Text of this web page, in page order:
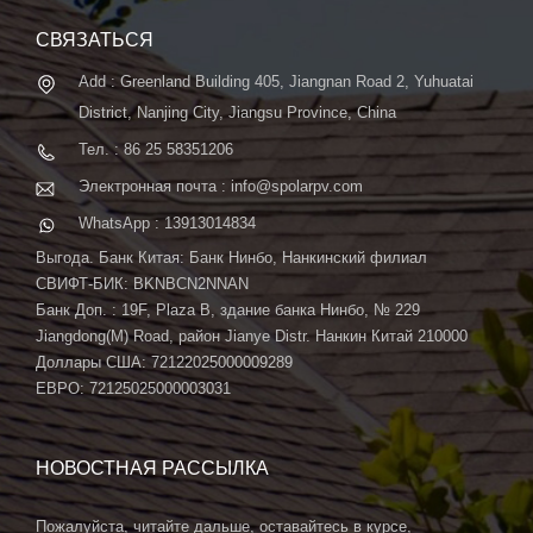
автоматической системой ...
СВЯЗАТЬСЯ
Add : Greenland Building 405, Jiangnan Road 2, Yuhuatai
District, Nanjing City, Jiangsu Province, China
Тел. : 86 25 58351206
Электронная почта : info@spolarpv.com
WhatsApp : 13913014834
Выгода. Банк Китая: Банк Нинбо, Нанкинский филиал
СВИФТ-БИК: BKNBCN2NNAN
Банк Доп. : 19F, Plaza B, здание банка Нинбо, № 229
Jiangdong(M) Road, район Jianye Distr. Нанкин Китай 210000
Доллары США: 72122025000009289
ЕВРО: 72125025000003031
НОВОСТНАЯ РАССЫЛКА
Пожалуйста, читайте дальше, оставайтесь в курсе,